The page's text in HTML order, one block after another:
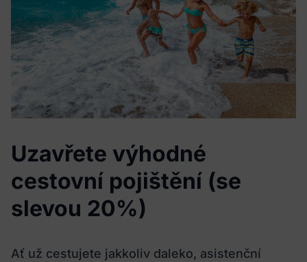
Uzavřete výhodné
cestovní pojištění (se
slevou 20%)
Ať už cestujete jakkoliv daleko, asistenční